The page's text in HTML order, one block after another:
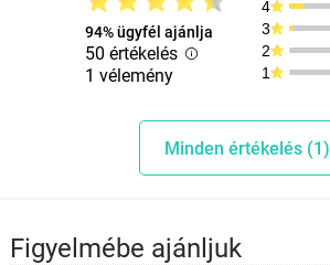
94% ügyfél ajánlja
50 értékelés
1 vélemény
4
3
2
1
Minden értékelés (1)
Figyelmébe ajánljuk